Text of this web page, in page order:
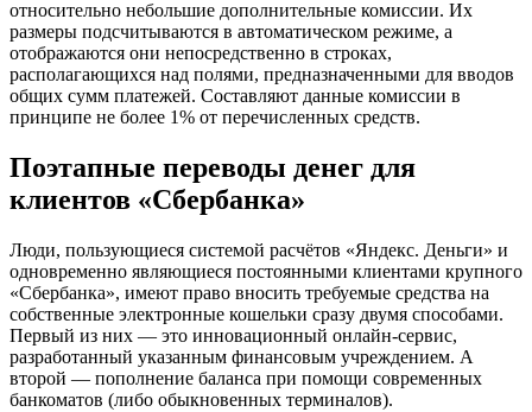
относительно небольшие дополнительные комиссии. Их
размеры подсчитываются в автоматическом режиме, а
отображаются они непосредственно в строках,
располагающихся над полями, предназначенными для вводов
общих сумм платежей. Составляют данные комиссии в
принципе не более 1% от перечисленных средств.
Поэтапные переводы денег для
клиентов «Сбербанка»
Люди, пользующиеся системой расчётов «Яндекс. Деньги» и
одновременно являющиеся постоянными клиентами крупного
«Сбербанка», имеют право вносить требуемые средства на
собственные электронные кошельки сразу двумя способами.
Первый из них — это инновационный онлайн-сервис,
разработанный указанным финансовым учреждением. А
второй — пополнение баланса при помощи современных
банкоматов (либо обыкновенных терминалов).